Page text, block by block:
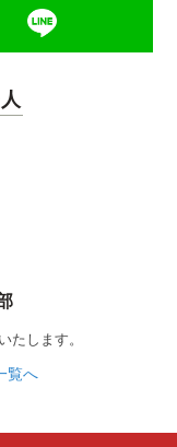
たします。
覧へ